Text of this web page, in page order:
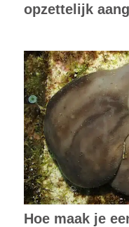
opzettelijk
Hoe maak je